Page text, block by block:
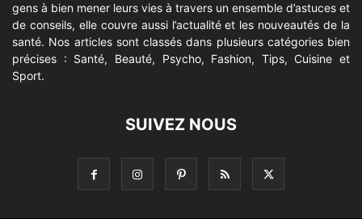
gens à bien mener leurs vies à travers un ensemble d’astuces et
de conseils, elle couvre aussi l’actualité et les nouveautés de la
santé. Nos articles sont classés dans plusieurs catégories bien
précises : Santé, Beauté, Psycho, Fashion, Tips, Cuisine et
Sport.
SUIVEZ NOUS